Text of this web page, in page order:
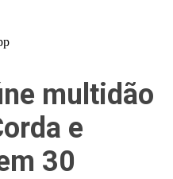
multidão
e
30